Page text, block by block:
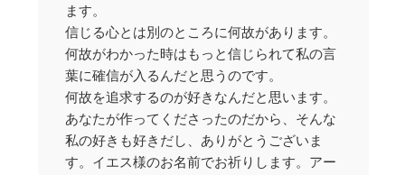
ます。
信じる心とは別のところに何故があります。
何故がわかった時はもっと信じられて私の言
葉に確信が入るんだと思うのです。
何故を追求するのが好きなんだと思います。
あなたが作ってくださったのだから、そんな
私の好きも好きだし、ありがとうございま
す。イエス様のお名前でお祈りします。アー